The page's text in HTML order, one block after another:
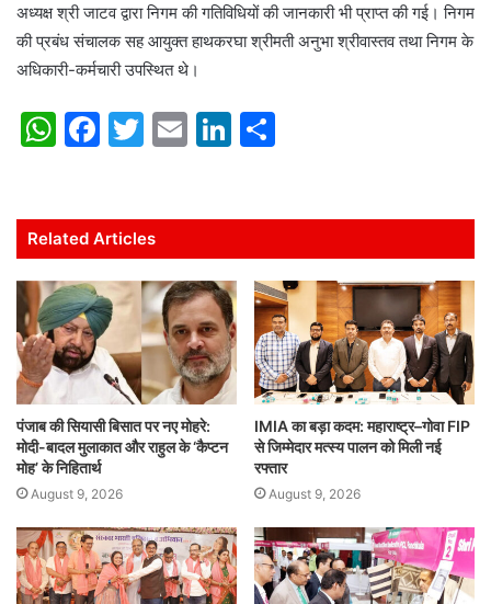
अध्यक्ष श्री जाटव द्वारा निगम की गतिविधियों की जानकारी भी प्राप्त की गई। निगम
की प्रबंध संचालक सह आयुक्त हाथकरघा श्रीमती अनुभा श्रीवास्तव तथा निगम के
अधिकारी-कर्मचारी उपस्थित थे।
W
s
A
p
p
F
e
b
o
o
k
T
er
E
l
Li
e
dI
n
e
Related Articles
पंजाब की सियासी बिसात पर नए मोहरे:
मोदी-बादल मुलाकात और राहुल के ‘कैप्टन
मोह’ के निहितार्थ
August 9, 2026
IMIA का बड़ा कदम: महाराष्ट्र–गोवा FIP
से जिम्मेदार मत्स्य पालन को मिली नई
रफ्तार
August 9, 2026